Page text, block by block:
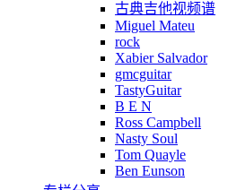
古典吉他视频谱
Miguel Mateu
rock
Xabier Salvador
gmcguitar
TastyGuitar
B E N
Ross Campbell
Nasty Soul
Tom Quayle
Ben Eunson